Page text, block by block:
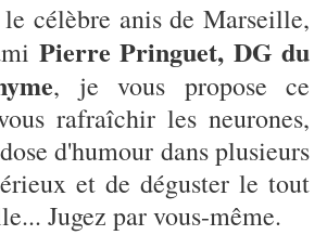
célèbre anis de Marseille,
Pierre Pringuet, DG du
, je vous propose ce
rafraîchir les neurones,
d'humour dans plusieurs
et de déguster le tout
Jugez par vous-même.